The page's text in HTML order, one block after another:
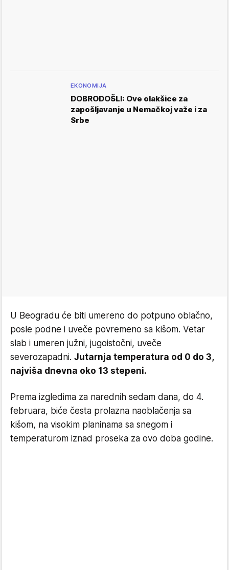
EKONOMIJA
DOBRODOŠLI: Ove olakšice za
zapošljavanje u Nemačkoj važe i za
Srbe
U Beogradu će biti umereno do potpuno oblačno,
posle podne i uveče povremeno sa kišom. Vetar
slab i umeren južni, jugoistočni, uveče
severozapadni. Jutarnja temperatura od 0 do 3,
najviša dnevna oko 13 stepeni.
Prema izgledima za narednih sedam dana, do 4.
februara, biće česta prolazna naoblačenja sa
kišom, na visokim planinama sa snegom i
temperaturom iznad proseka za ovo doba godine.